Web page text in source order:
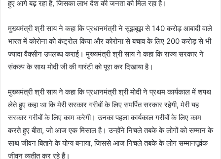
हुए आगे बढ़ रहा है, जिसका लाभ देश की जनता को मिल रहा है।
मुख्यमंत्री श्री साय ने कहा कि प्रधानमंत्री ने सूझबूझ से 140 करोड़ आबादी वाले
भारत में कोरोना को कंट्रोल किया और कोरोना से बचाव के लिए 200 करोड़ से भी
ज्यादा वैक्सीन उपलब्ध कराई। मुख्यमंत्री श्री साय ने कहा कि राज्य सरकार ने
संकल्प के साथ मोदी जी की गारंटी को पूरा कर दिखाया है।
मुख्यमंत्री श्री साय ने कहा कि प्रधानमंत्री श्री मोदी ने प्रथम कार्यकाल में शपथ
लेते हुए कहा था कि मेरी सरकार गरीबों के लिए समर्पित सरकार रहेगी, मेरी यह
सरकार गरीबों के लिए काम करेगी। उनका पहला कार्यकाल गरीबों के लिए काम
करते हुए बीता, जो आज एक मिसाल है। उन्होंने निचले तबके के लोगों को सम्मान के
साथ जीवन बिताने के योग्य बनाया, जिससे आज निचले तबके के लोग सम्मानपूर्वक
जीवन व्यतीत कर रहे हैं।